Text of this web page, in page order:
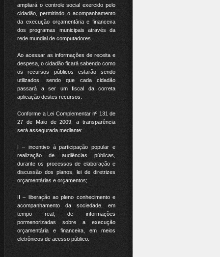
ampliará o controle social exercido pelo
cidadão, permitindo o acompanhamento
da execução orçamentária e financeira
dos programas municipais através da
rede mundial de computadores.
Ao acessar as informações de receita e
despesa, o cidadão ficará sabendo como
os recursos públicos estarão sendo
utilizados, sendo que cada cidadão
passará a ser um fiscal da correta
aplicação destes recursos.
Conforme a Lei Complementar nº 131 de
27 de Maio de 2009, a transparência
será assegurada mediante:
I – incentivo à participação popular e
realização de audiências públicas,
durante os processos de elaboração e
discussão dos planos, lei de diretrizes
orçamentárias e orçamentos;
II – liberação ao pleno conhecimento e
acompanhamento da sociedade, em
tempo real, de informações
pormenorizadas sobre a execução
orçamentária e financeira, em meios
eletrônicos de acesso público.